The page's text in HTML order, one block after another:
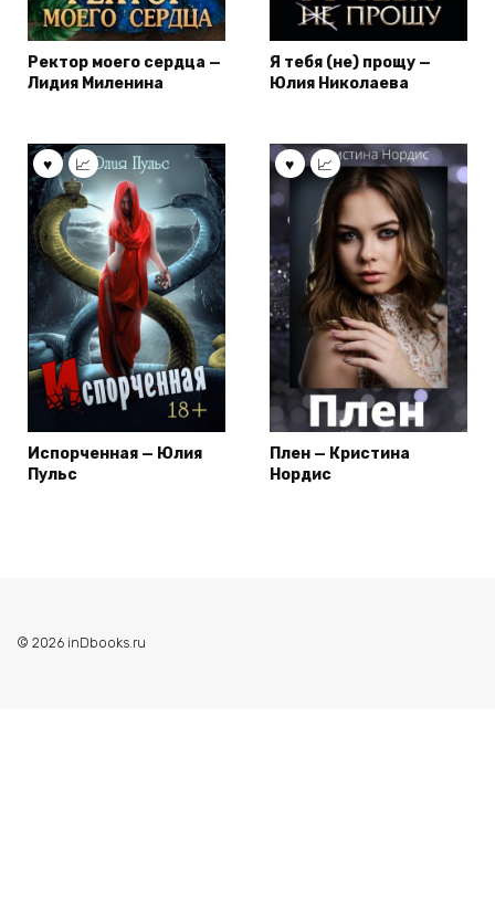
Ректор моего сердца —
Лидия Миленина
Я тебя (не) прощу —
Юлия Николаева
Испорченная — Юлия
Пульс
Плен — Кристина
Нордис
© 2026 inDbooks.ru